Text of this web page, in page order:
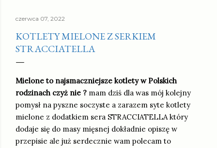
czerwca 07, 2022
KOTLETY MIELONE Z SERKIEM
STRACCIATELLA
Mielone to najsmaczniejsze kotlety w Polskich
rodzinach czyż nie ? mam dziś dla was mój kolejny
pomysł na pyszne soczyste a zarazem syte kotlety
mielone z dodatkiem sera STRACCIATELLA który
dodaje się do masy mięsnej dokładnie opiszę w
przepisie ale już serdecznie wam polecam to